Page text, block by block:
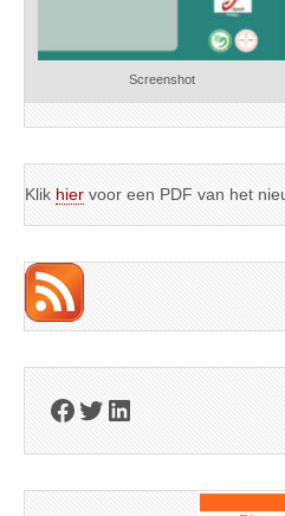
Screenshot
Klik hier voor een PDF van het
Facebook
Twitter
LinkedIn